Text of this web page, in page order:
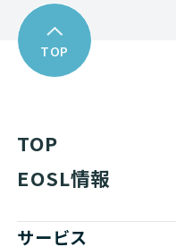
TOP
TOP
EOSL情報
サービス